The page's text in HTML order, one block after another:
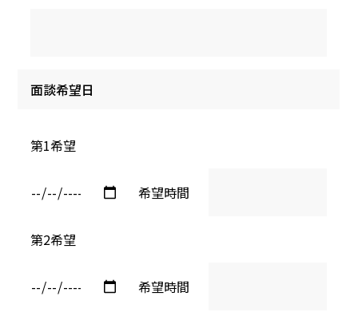
面談希望日
第1希望
希望時間
第2希望
希望時間